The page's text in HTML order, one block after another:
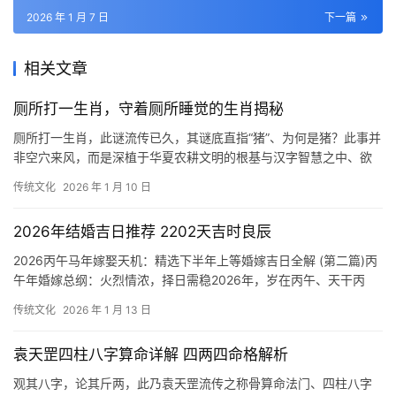
下一篇
2026 年 1 月 7 日
相关文章
厕所打一生肖，守着厕所睡觉的生肖揭秘
厕所打一生肖，此谜流传已久，其谜底直指“猪”、为何是猪？此事并
非空穴来风，而是深植于华夏农耕文明的根基与汉字智慧之中、欲
传统文化 2026 年 1 月 10 日
2026年结婚吉日推荐 2202天吉时良辰
2026丙午马年嫁娶天机：精选下半年上等婚嫁吉日全解 (第二篇)丙
午年婚嫁总纲：火烈情浓，择日需稳2026年，岁在丙午、天干丙
传统文化 2026 年 1 月 13 日
袁天罡四柱八字算命详解 四两四命格解析
观其八字，论其斤两，此乃袁天罡流传之称骨算命法门、四柱八字